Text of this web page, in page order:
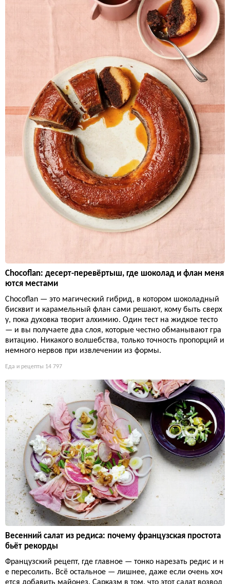
Chocoflan: десерт-перевёртыш, где шоколад и флан меня
ются местами
Chocoflan — это магический гибрид, в котором шоколадный
бисквит и карамельный флан сами решают, кому быть сверх
у, пока духовка творит алхимию. Один тест на жидкое тесто
— и вы получаете два слоя, которые честно обманывают гра
витацию. Никакого волшебства, только точность пропорций и
немного нервов при извлечении из формы.
Еда и рецепты 14 797
Весенний салат из редиса: почему французская простота
бьёт рекорды
Французский рецепт, где главное — тонко нарезать редис и н
е пересолить. Всё остальное — лишнее, даже если очень хоч